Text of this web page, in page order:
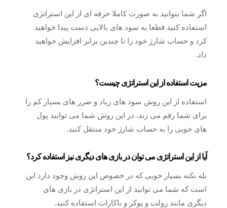
اگر شما بتوانید به صورت کاملا حرفه ای از این استراتژی
استفاده کنید قطعا به سود های بالایی دست پیدا خواهید
کرد و حساب شارژ خود را تا چندین برابر افزایش خواهید
داد.
مزیت استفاده از این استراتژی چیست؟
استفاده از این روش سود های زیاد و ضرر های بسیار کم را
برای شما رقم می زند. در این روش شما می توانید پول
های خوبی را به حساب شارژ خود منتقل کنید.
آیا از این استراتژی می توان در بازی های دیگری نیز استفاده کرد؟
بله نکته بسیار خوبی که در خصوص این روش وجود دارد این
است که شما می توانید از این استراتژی در بازی های
دیگری مانند رولت و پوکر و باکارات استفاده کنید.